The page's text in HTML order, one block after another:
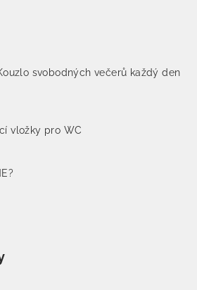
svobodných večerů každý den
vložky pro WC